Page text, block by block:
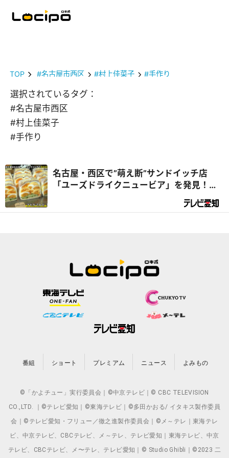
TOP #名古屋市西区 #村上佳菜子 #手作り
選択されているタグ：
#名古屋市西区
#村上佳菜子
#手作り
名古屋・西区で”萌え断”サンドイッチ店
「ユーズドライクニュービア」を発見！店
主の夢がデラメチャすごかった！『デラメ
番組 ショート プレミアム ニュース よみもの
©「かよチュー」実行委員会｜©中京テレビ｜© CBC TELEVISION
CO.,LTD. ｜©テレビ愛知｜©東海テレビ｜©多田かおる/ イタキス製作委員
会｜©テレビ愛知・フリュー／徹之進製作委員会｜©メ～テレ｜東海テレ
ビ、中京テレビ、CBCテレビ、メ～テレ、テレビ愛知｜東海テレビ、中京
テレビ、CBCテレビ、メ〜テレ、テレビ愛知｜© Studio Ghibli｜©2023 二